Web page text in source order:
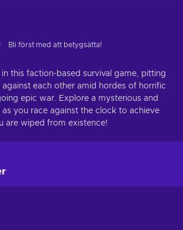
Bli först med att betygsätta!
this faction-based survival game, pitting
each other amid hordes of horrific
epic war. Explore a mysterious and
you race against the clock to achieve
are wiped from existence!